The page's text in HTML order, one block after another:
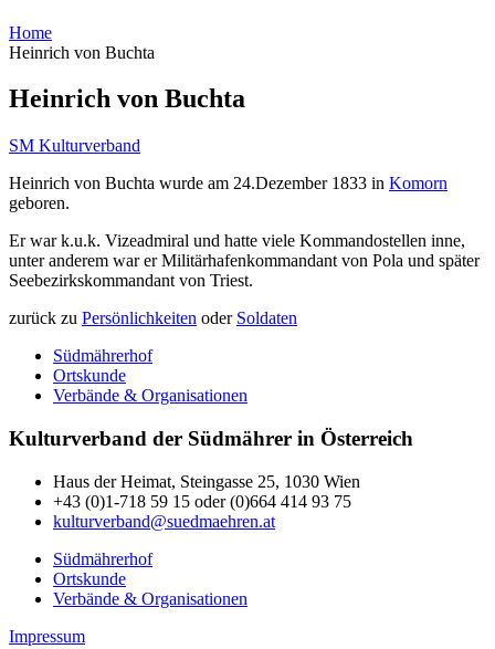
Home
Heinrich von Buchta
Heinrich von Buchta
SM Kulturverband
Heinrich von Buchta wurde am 24.Dezember 1833 in Komorn
geboren.
Er war k.u.k. Vizeadmiral und hatte viele Kommandostellen inne,
unter anderem war er Militärhafenkommandant von Pola und später
Seebezirkskommandant von Triest.
zurück zu Persönlichkeiten oder Soldaten
Südmährerhof
Ortskunde
Verbände & Organisationen
Kulturverband der Südmährer in Österreich
Haus der Heimat, Steingasse 25, 1030 Wien
+43 (0)1-718 59 15 oder (0)664 414 93 75
kulturverband@suedmaehren.at
Südmährerhof
Ortskunde
Verbände & Organisationen
Impressum